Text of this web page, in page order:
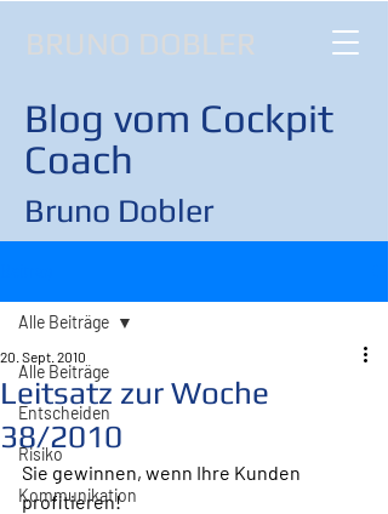
BRUNO DOBLER
Blog vom Cockpit
Coach
Bruno Dobler
Alle Beiträge
Entscheiden
Risiko
Kommunikation
Alle Beiträge
Leitsatz zur Woche
38/2010
20. Sept. 2010
Sie gewinnen, wenn Ihre Kunden
profitieren!